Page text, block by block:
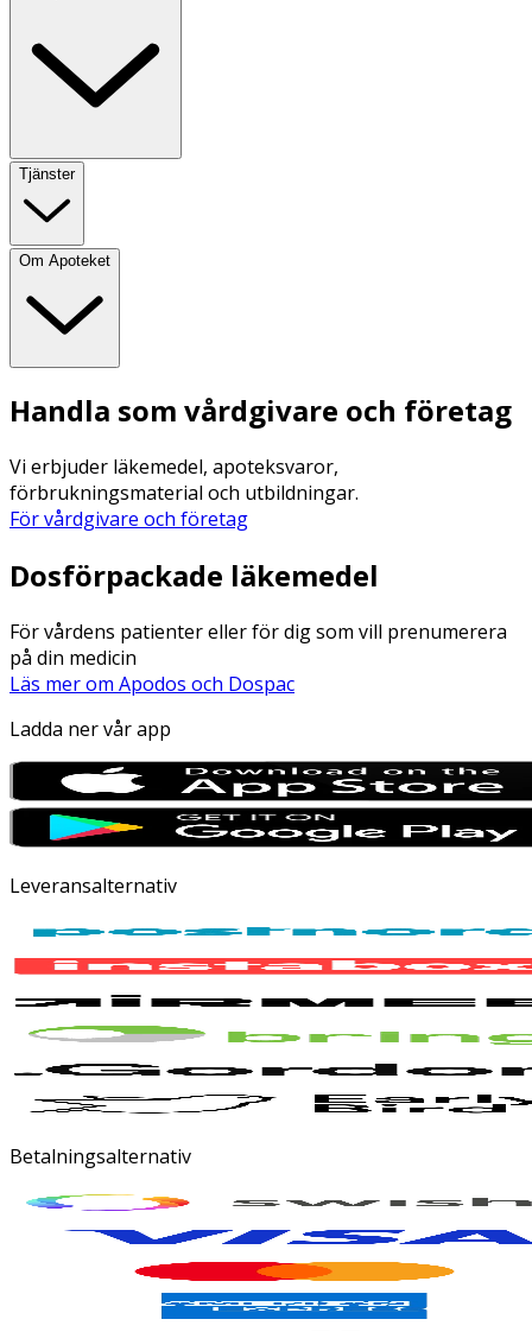
Tjänster
Om Apoteket
Handla som vårdgivare och företag
Vi erbjuder läkemedel, apoteksvaror,
förbrukningsmaterial och utbildningar.
För vårdgivare och företag
Dosförpackade läkemedel
För vårdens patienter eller för dig som vill prenumerera
på din medicin
Läs mer om Apodos och Dospac
Ladda ner vår app
Leveransalternativ
Betalningsalternativ